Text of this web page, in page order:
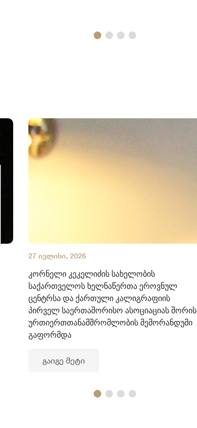
27 ივლისი, 2026
კორნელი კეკელიძის სახელობის
საქართველოს ხელნაწერთა ეროვნულ
ცენტრსა და ქართული კალიგრაფიის
პირველ საერთაშორისო ასოციაციას შორის
ურთიერთთანამშრომლობის მემორანდუმი
გაფორმდა
გაიგე მეტი